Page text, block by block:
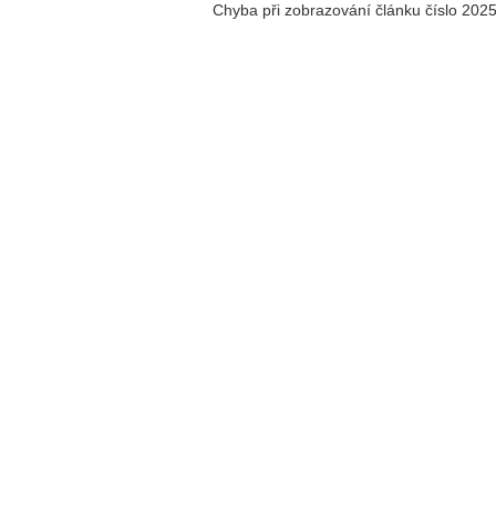
Chyba při zobrazování článku číslo